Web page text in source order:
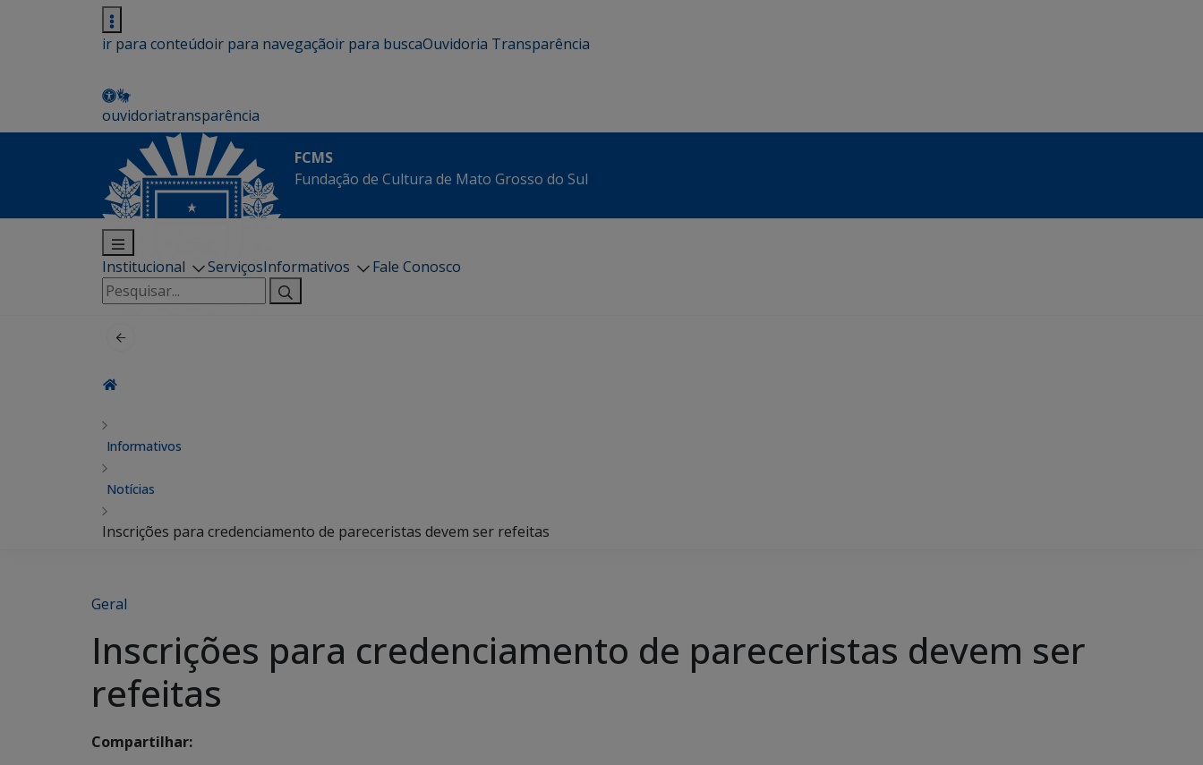
ir para conteúdoir para navegaçãoir para buscaOuvidoria Transparência
ouvidoriatransparência
FCMS
Fundação de Cultura de Mato Grosso do Sul
Institucional ServiçosInformativos
Fale Conosco
Pesquisar
por:
Informativos
Notícias
Inscrições para credenciamento de pareceristas devem ser refeitas
Geral
Inscrições para credenciamento de pareceristas devem ser
refeitas
Compartilhar: